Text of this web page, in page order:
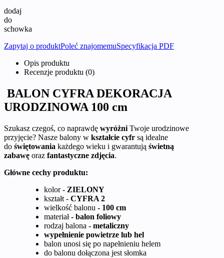
dodaj
do
schowka
Zapytaj o produktPoleć znajomemuSpecyfikacja PDF
Opis produktu
Recenzje produktu (0)
BALON CYFRA DEKORACJA
URODZINOWA 100 cm
Szukasz czegoś, co naprawdę wyróżni Twoje urodzinowe
przyjęcie? Nasze balony w kształcie cyfr są idealne
do świętowania każdego wieku i gwarantują świetną
zabawę oraz fantastyczne zdjęcia.
Główne cechy produktu:
kolor - ZIELONY
kształt - CYFRA 2
wielkość balonu - 100 cm
materiał- balon foliowy
rodzaj balona - metaliczny
wypełnienie powietrze lub hel
balon unosi się po napełnieniu helem
do balonu dołączona jest słomka